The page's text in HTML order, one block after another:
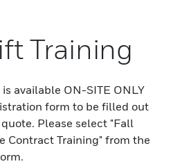
Training
available ON-SITE ONLY
form to be filled out
Please select "Fall
Contract Training" from the